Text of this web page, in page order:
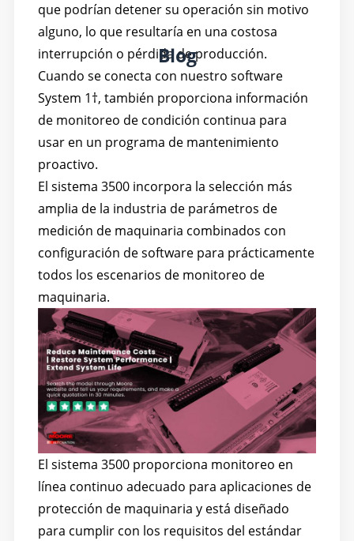
Blog
que podrían detener su operación sin motivo
alguno, lo que resultaría en una costosa
interrupción o pérdida de producción.
Cuando se conecta con nuestro software
System 1†, también proporciona información
de monitoreo de condición continua para
usar en un programa de mantenimiento
proactivo.
El sistema 3500 incorpora la selección más
amplia de la industria de parámetros de
medición de maquinaria combinados con
configuración de software para prácticamente
todos los escenarios de monitoreo de
maquinaria.
El sistema 3500 proporciona monitoreo en
línea continuo adecuado para aplicaciones de
protección de maquinaria y está diseñado
para cumplir con los requisitos del estándar